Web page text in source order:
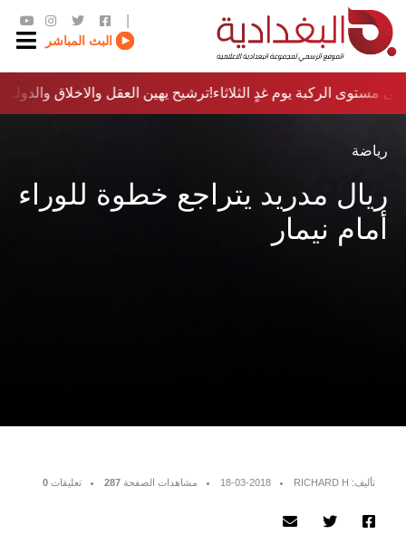
البث المباشر
ترشيح يهين العقل والاخلاق والدولة…؟!مستوى الركبة يوم غدٍ الثلاثاء
رياضة
ريال مدريد يتراجع خطوة للوراء
أمام نيمار
تأليف: RICHARD H 18-03-2018 مشاهدات الصفحة 287 تعليقات 0